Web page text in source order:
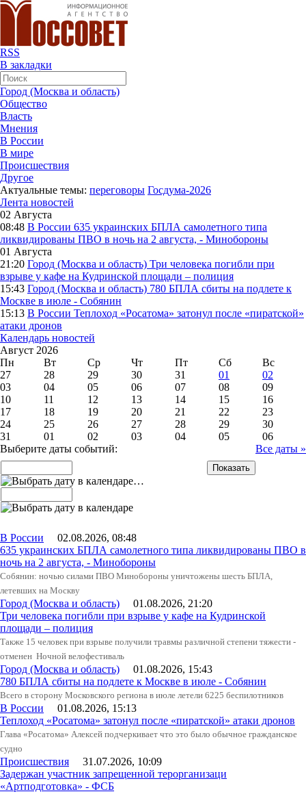
RSS
В закладки
Город (Москва и область)
Общество
Власть
Мнения
В России
В мире
Происшествия
Другое
Актуальные темы: переговоры Госдума-2026
Лента новостей
02 Августа
08:48 В России 635 украинских БПЛА самолетного типа
ликвидированы ПВО в ночь на 2 августа, - Минобороны
01 Августа
21:20 Город (Москва и область) Три человека погибли при
взрыве у кафе на Кудринской площади – полиция
15:43 Город (Москва и область) 780 БПЛА сбиты на подлете к
Москве в июле - Собянин
15:13 В России Теплоход «Росатома» затонул после «пиратской»
атаки дронов
Календарь новостей
Август 2026
Пн
Вт Ср Чт Пт Сб
Вс
27
28 29 30 31 01
02
03
04 05 06 07 08
09
10
11 12 13 14 15
16
17
18 19 20 21 22
23
24
25 26 27 28 29
30
31
01 02 03 04 05
06
Все даты »
Выберите даты событий:
…
В России 02.08.2026, 08:48
635 украинских БПЛА самолетного типа ликвидированы ПВО в
ночь на 2 августа, - Минобороны
Собянин: ночью силами ПВО Минобороны уничтожены шесть БПЛА,
летевших на Москву
Город (Москва и область) 01.08.2026, 21:20
Три человека погибли при взрыве у кафе на Кудринской
площади – полиция
Также 15 человек при взрыве получили травмы различной степени тяжести -
отменен Ночной велофестиваль
Город (Москва и область) 01.08.2026, 15:43
780 БПЛА сбиты на подлете к Москве в июле - Собянин
Всего в сторону Московского региона в июле летели 6225 беспилотников
В России 01.08.2026, 15:13
Теплоход «Росатома» затонул после «пиратской» атаки дронов
Глава «Росатома» Алексей подчеркивает что это было обычное гражданское
судно
Происшествия 31.07.2026, 10:09
Задержан участник запрещенной терорганизаци
«Артподготовка» - ФСБ